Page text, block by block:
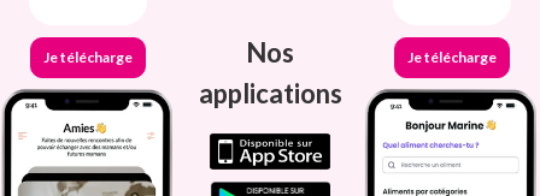
Je télécharge
Nos
applications
Je télécharge